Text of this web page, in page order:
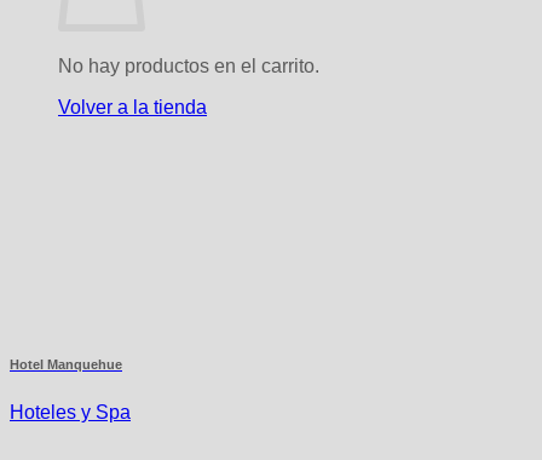
No hay productos en el carrito.
Volver a la tienda
Hotel Manquehue
Hoteles y Spa